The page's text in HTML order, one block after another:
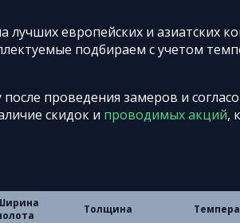
лучших европейских и азиатских
подбираем с учетом
проведения замеров и
скидок и проводимых акций,
Толщина